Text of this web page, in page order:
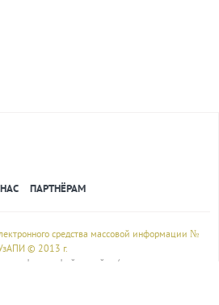
ПАРТНЁРАМ
средства массовой информации №
© 2013 г.
фотографий, дизайна (внешнего